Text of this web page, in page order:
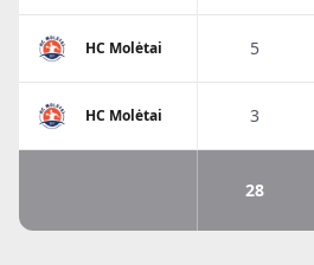
HC Molėtai 5
HC Molėtai 3
28